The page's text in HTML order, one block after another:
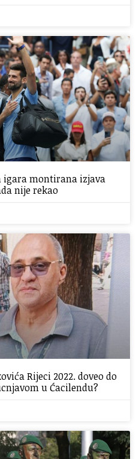
montirana izjava
nije rekao
Rijeci 2022. doveo do
u Ćacilendu?